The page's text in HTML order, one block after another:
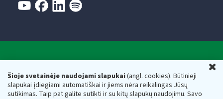
Šioje svetainėje naudojami slapukai(angl. cookies). Būtinieji
slapukai įdiegiami automatiškai ir jiems nėra reikalingas Jūsų
sutikimas. Taip pat galite sutikti ir su kitų slapukų naudojimu. Savo
Valstybinė mokesčių inspekcija prie Lietuvos
Respublikos finansų ministerijos
Biudžetinė įstaiga. Juridinio asmens kodas — 188659752,